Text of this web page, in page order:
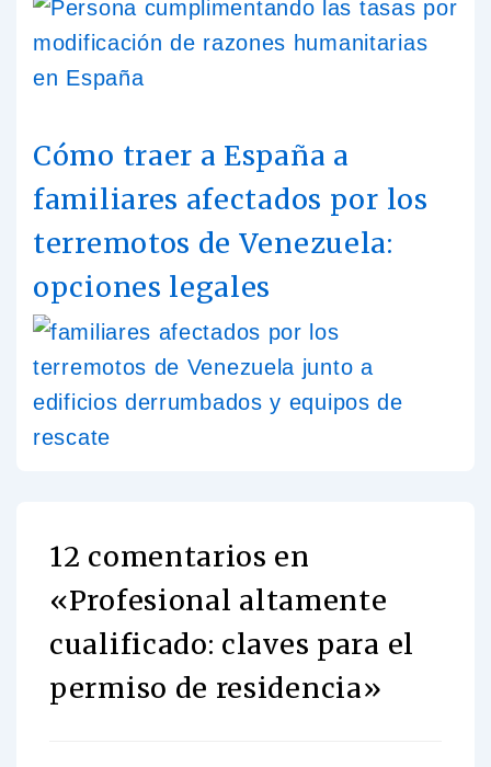
Cómo traer a España a
familiares afectados por los
terremotos de Venezuela:
opciones legales
12 comentarios en
«Profesional altamente
cualificado: claves para el
permiso de residencia»